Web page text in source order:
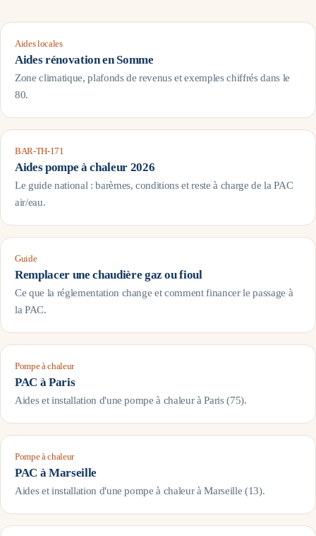
Aides locales
Aides rénovation enSomme
Zone climatique, plafonds de revenus et exemples chiffrés dans le
80.
BAR-TH-171
Aides pompe à chaleur 2026
Le guide national : barèmes, conditions et reste à charge de la PAC
air/eau.
Guide
Remplacer une chaudière gaz ou fioul
Ce que la réglementation change et comment financer le passage à
la PAC.
Pompe à chaleur
PAC àParis
Aides et installation d'une pompe à chaleur àParis(75).
Pompe à chaleur
PAC àMarseille
Aides et installation d'une pompe à chaleur àMarseille (13).